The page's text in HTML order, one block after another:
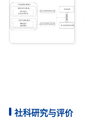
社科研究与评价